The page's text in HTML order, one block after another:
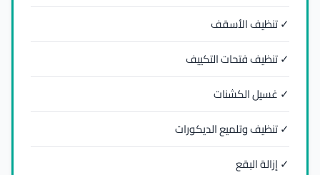
✓ تنظيف الأسقف
✓ تنظيف فتحات التكييف
✓ غسيل الكشنات
✓ تنظيف وتلميع الديكورات
✓ إزالة البقع